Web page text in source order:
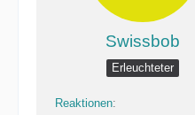
Swissbob
Erleuchteter
Reaktionen